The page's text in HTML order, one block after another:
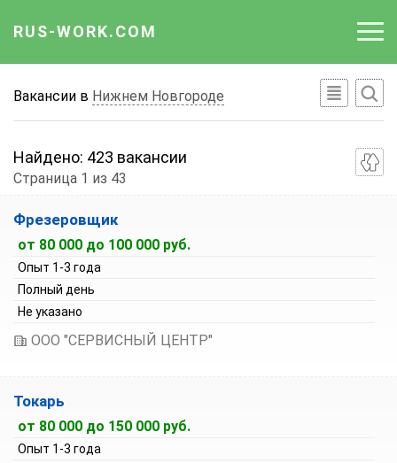
RUS-WORK.COM
Вакансии
Отрасли
Профессии
Работодателю
Вакансии в Нижнем Новгороде
Найдено: 423 вакансии
Страница 1 из 43
По умолчанию
Зарплата по возрастанию
Зарплата по убыванию
Фрезеровщик
от 80 000 до 100 000 руб.
Опыт 1-3 года
Полный день
Не указано
ООО "СЕРВИСНЫЙ ЦЕНТР"
Токарь
от 80 000 до 150 000 руб.
Опыт 1-3 года